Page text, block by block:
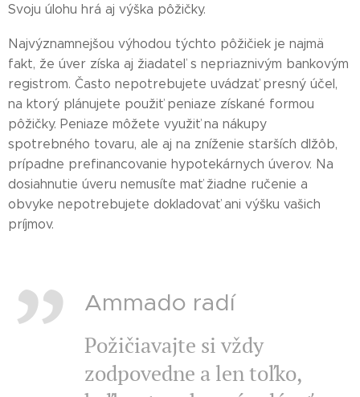
Svoju úlohu hrá aj výška pôžičky.
Najvýznamnejšou výhodou týchto pôžičiek je najmä
fakt, že úver získa aj žiadateľ s nepriaznivým bankovým
registrom. Často nepotrebujete uvádzať presný účel,
na ktorý plánujete použiť peniaze získané formou
pôžičky. Peniaze môžete využiť na nákupy
spotrebného tovaru, ale aj na zníženie starších dlžôb,
prípadne prefinancovanie hypotekárnych úverov. Na
dosiahnutie úveru nemusíte mať žiadne ručenie a
obvyke nepotrebujete dokladovať ani výšku vašich
príjmov.
Ammado radí
Požičiavajte si vždy
zodpovedne a len toľko,